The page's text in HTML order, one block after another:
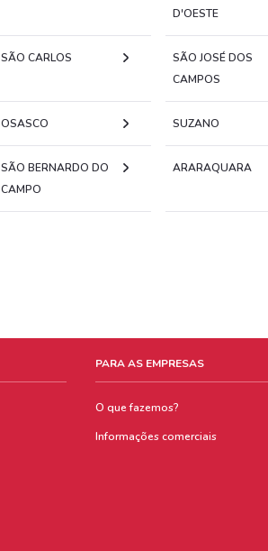
D'OESTE
SÃO CARLOS
SÃO JOSÉ DOS
CAMPOS
OSASCO SUZANO
SÃO BERNARDO DO
CAMPO
ARARAQUARA
PARA AS EMPRESAS
O que fazemos?
Informações comerciais